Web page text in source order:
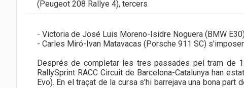
(Peugeot 208 Rallye 4), tercers
- Victoria de José Luis Moreno-Isidre Noguera (BMW
- Carles Miró-Ivan Matavacas (Porsche 911 SC)
Després de completar les tres passades pel tram de
RallySprint RACC Circuit de Barcelona-Catalunya han
Evo). En el traçat de la cursa s'hi barrejava una bona